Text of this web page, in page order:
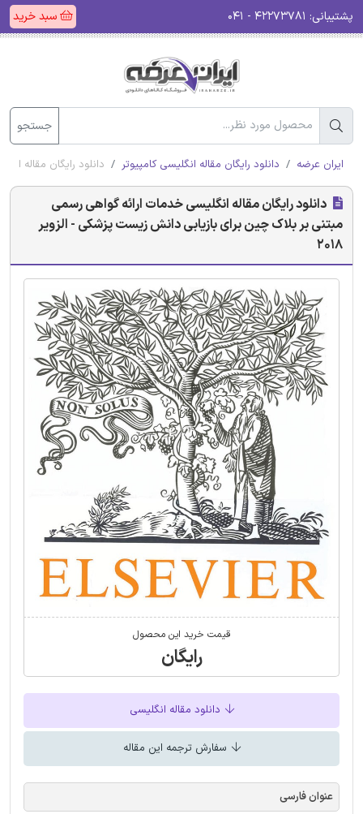
پشتیبانی: سبد خرید
جستجو
ایران عرضه دانلود رایگان مقاله انگلیسی کامپیوتر دانلود رایگان مقاله
دانلود رایگان مقاله انگلیسی خدمات ارائه گواهی رسمی
مبتنی بر بلاک چین برای بازیابی دانش زیست پزشکی - الزویر
2018
قیمت خرید این محصول
رایگان
دانلود مقاله انگلیسی
سفارش ترجمه این مقاله
عنوان فارسی